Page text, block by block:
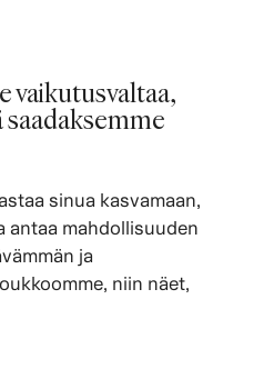
vaikutusvaltaa,
sinua kasvamaan,
antaa mahdollisuuden
ja
niin näet,